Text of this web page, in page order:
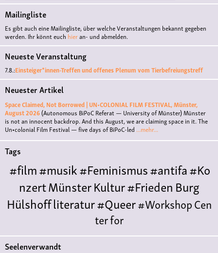
Mailingliste
Es gibt auch eine Mailingliste, über welche Veranstaltungen bekannt gegeben
werden. Ihr könnt euch hieran- und abmelden.
Neueste Veranstaltung
7.8.:Einsteiger*innen-Treffen und offenes Plenum vom Tierbefreiungstreff
Neuester Artikel
Space Claimed, Not Borrowed | UN•COLONIAL FILM FESTIVAL, Münster,
August 2026(Autonomous BiPoC Referat — University of Münster)Münster
is not an innocent backdrop. And this August, we are claiming space in it. The
Un•colonial Film Festival — five days of BiPoC-led ...mehr...
Tags
#film#musik#Feminismus#antifa#Ko
nzertMünsterKultur#FriedenBurg
Hülshoffliteratur#Queer#WorkshopCen
ter for
LiteraturePolyamoriePolytreff#liveKonzert
Seelenverwandt